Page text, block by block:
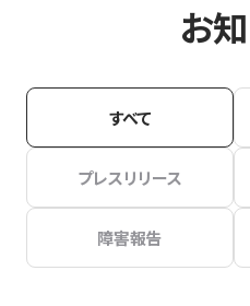
お
すべて
プレスリリース
障害報告